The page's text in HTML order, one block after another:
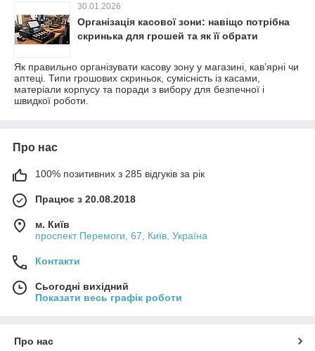
30.01.2026
Організація касової зони: навіщо потрібна
скринька для грошей та як її обрати
Як правильно організувати касову зону у магазині, кав’ярні чи
аптеці. Типи грошових скриньок, сумісність із касами,
матеріали корпусу та поради з вибору для безпечної і
швидкої роботи.
Про нас
100% позитивних з 285 відгуків за рік
Працює з 20.08.2018
м. Київ
проспект Перемоги, 67, Київ, Україна
Контакти
Сьогодні вихідний
Показати весь графік роботи
Про нас